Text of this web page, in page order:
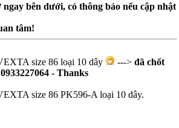
bên dưới, có thông báo nếu cập nhật
tâm!
size 86 loại 10 dây ---> đã chốt
- Thanks
size 86 PK596-A loại 10 dây.